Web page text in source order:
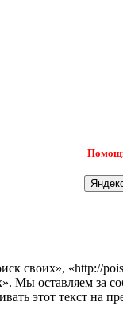
своих», «http://
Мы оставляем за
этот текст на